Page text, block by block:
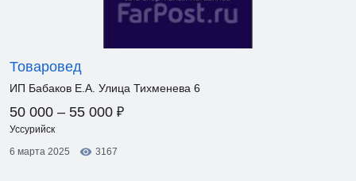
Товаровед
ИП Бабаков Е.А. Улица Тихменева 6
50 000 – 55 000 ₽
Уссурийск
6 марта 2025
3167